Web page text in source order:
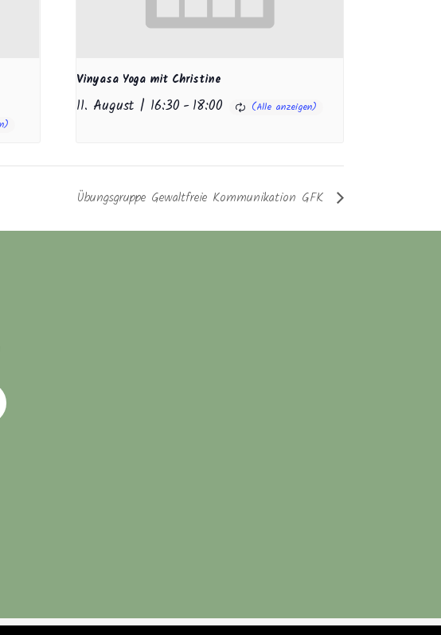
Vinyasa Yoga mit Christine
11. August | 16:30 -18:00
Übungsgruppe Gewaltfreie Kommunikation GFK